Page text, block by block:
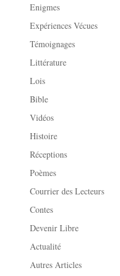
Enigmes
Expériences Vécues
Témoignages
Littérature
Lois
Bible
Vidéos
Histoire
Réceptions
Poèmes
Courrier des Lecteurs
Contes
Devenir Libre
Actualité
Autres Articles